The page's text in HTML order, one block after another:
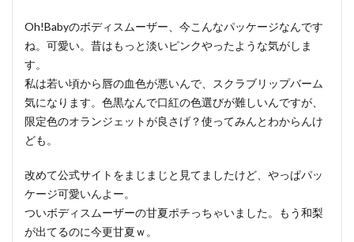
Oh!Babyのボディスムーザー、今こんなパッケージなんです
ね。可愛い。昔はもっと淡いピンクやったような気がしま
す。
私は若い頃から唇の血色が悪いんで、スクラブリップバーム
気になります。色黒なんで口紅の色選びが難しいんですが、
限定色のオランジェットが良さげ？使ってみんとわからんけ
ども。
改めて公式サイトをまじまじと見てましたけど、やっぱパッ
ケージ可愛いんよー。
ついボディスムーザーの甘夏ポチっちゃいました。もう和梨
が出てるのに今更甘夏ｗ。